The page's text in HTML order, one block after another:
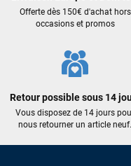
Offerte dès 150€ d'achat hors
occasions et promos
Retour possible sous 14
Vous disposez de 14 jours
nous retourner un article neuf.
Cela faisait 6 mois que
m'ont trouvé une pépite
encore pour cette
Maronui RICHMOND